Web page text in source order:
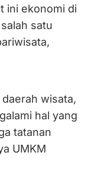
ini ekonomi di
satu
wisata,
hal yang
tatanan
UMKM